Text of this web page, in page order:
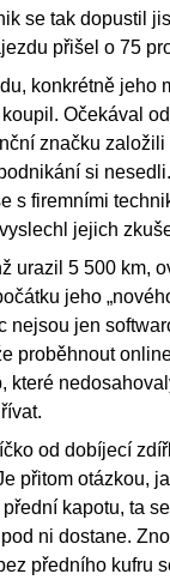
se tak dopustil
přišel o 75
konkrétně jeho
Očekával
značku
si
s firemními
jejich
urazil 5 500 km,
jeho
nejsou jen
proběhnout
které
od dobíjecí
přitom otázkou,
kapotu, ta
ni dostane.
předního kufru